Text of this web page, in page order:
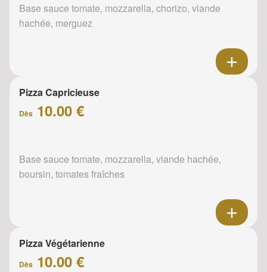
Base sauce tomate, mozzarella, chorizo, viande
hachée, merguez
Pizza Capricieuse
Dès 10.00 €
Base sauce tomate, mozzarella, viande hachée,
boursin, tomates fraîches
Pizza Végétarienne
Dès 10.00 €